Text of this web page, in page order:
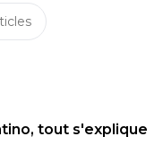
tout s'explique